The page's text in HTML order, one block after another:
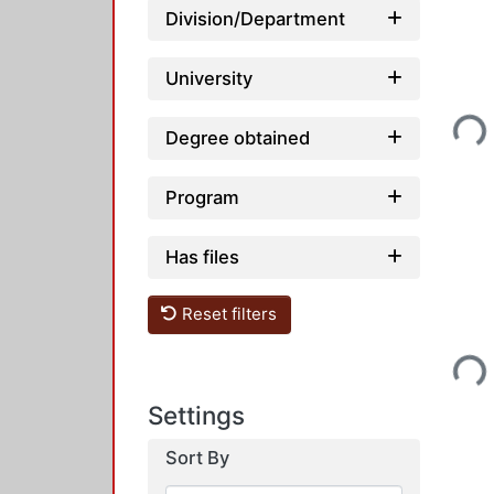
Division/Department
University
Degree obtained
Program
Has files
Reset filters
Settings
Sort By
Loading...
Loading...